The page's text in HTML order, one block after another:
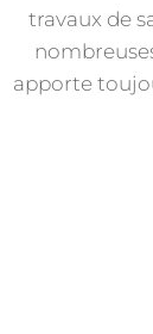
travaux de
apporte